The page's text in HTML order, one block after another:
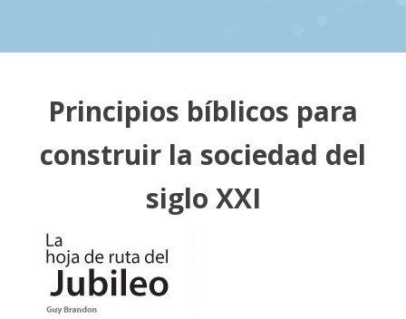
Principios bíblicos para
construir la sociedad del
siglo XXI